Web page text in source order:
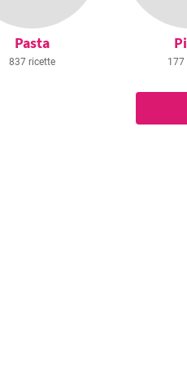
Pasta
837 ricette 177